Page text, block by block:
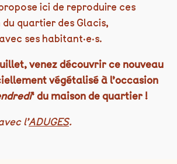
ici de reproduire ces
quartier des Glacis,
ses habitant·e·s.
venez découvrir ce nouveau
végétalisé à l’occasion
‘ du maison de quartier !
l’ADUGES.